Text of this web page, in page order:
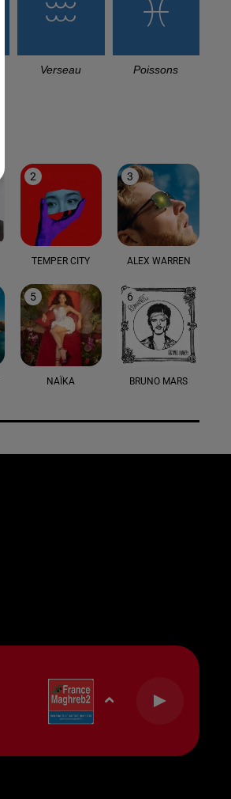
Verseau Poissons
2
TEMPER CITY
3
ALEX WARREN
5
NAÏKA
6
BRUNO MARS